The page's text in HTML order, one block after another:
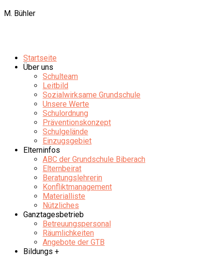
M. Bühler
Startseite
Über uns
Schulteam
Leitbild
Sozialwirksame Grundschule
Unsere Werte
Schulordnung
Präventionskonzept
Schulgelände
Einzugsgebiet
Elterninfos
ABC der Grundschule Biberach
Elternbeirat
Beratungslehrerin
Konfliktmanagement
Materialliste
Nützliches
Ganztagesbetrieb
Betreuungspersonal
Räumlichkeiten
Angebote der GTB
Bildungs +